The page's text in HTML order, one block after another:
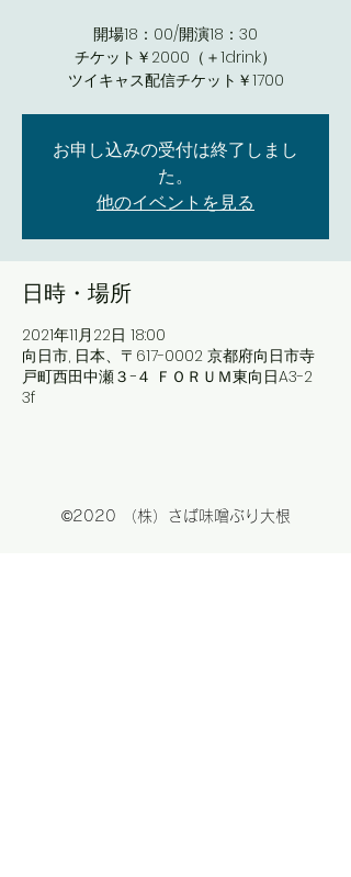
開場18：00/開演18：30
チケット￥2000（＋1drink）
ツイキャス配信チケット￥1700
お申し込みの受付は終了しまし
た。
他のイベントを見る
日時・場所
2021年11月22日 18:00
向日市, 日本、〒617-0002 京都府向日市寺
戸町西田中瀬３−４ ＦＯＲＵＭ東向日A3-2
3f
©2020 （株）さば味噌ぶり大根